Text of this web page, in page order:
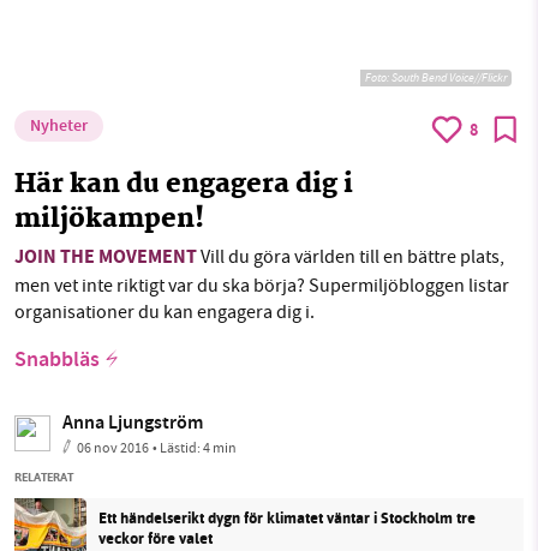
Foto:South Bend Voice//Flickr
Nyheter 8
Här kan du engagera dig i
miljökampen!
JOIN THE MOVEMENTVill du göra världen till en bättre plats,
men vet inte riktigt var du ska börja? Supermiljöbloggen listar
organisationer du kan engagera dig i.
Snabbläs
Anna Ljungström
06 nov 2016• Lästid:4 min
RELATERAT
Ett händelserikt dygn för klimatet väntar i Stockholm tre
veckor före valet